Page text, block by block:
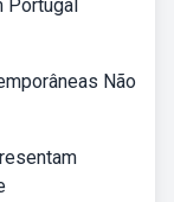
Portugal
Não